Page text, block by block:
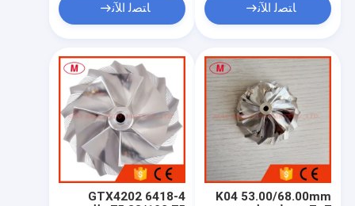
منزل
المنتجات
حول بنا
ﺎﺘﺼﻟ ﺍﻶﻧ ﺎﺘﺼﻟ ﺍﻶﻧ
GTX4202 6418-4
K04 53.00/68.00mm